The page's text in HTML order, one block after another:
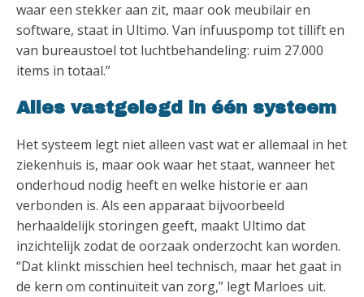
waar een stekker aan zit, maar ook meubilair en
software, staat in Ultimo. Van infuuspomp tot tillift en
van bureaustoel tot luchtbehandeling: ruim 27.000
items in totaal.”
Alles vastgelegd in één systeem
Het systeem legt niet alleen vast wat er allemaal in het
ziekenhuis is, maar ook waar het staat, wanneer het
onderhoud nodig heeft en welke historie er aan
verbonden is. Als een apparaat bijvoorbeeld
herhaaldelijk storingen geeft, maakt Ultimo dat
inzichtelijk zodat de oorzaak onderzocht kan worden.
“Dat klinkt misschien heel technisch, maar het gaat in
de kern om continuïteit van zorg,” legt Marloes uit.